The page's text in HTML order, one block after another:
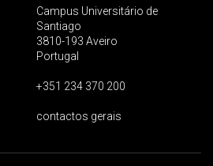
Campus Universitário de
Santiago
3810-193 Aveiro
Portugal
+351 234 370 200
contactos gerais